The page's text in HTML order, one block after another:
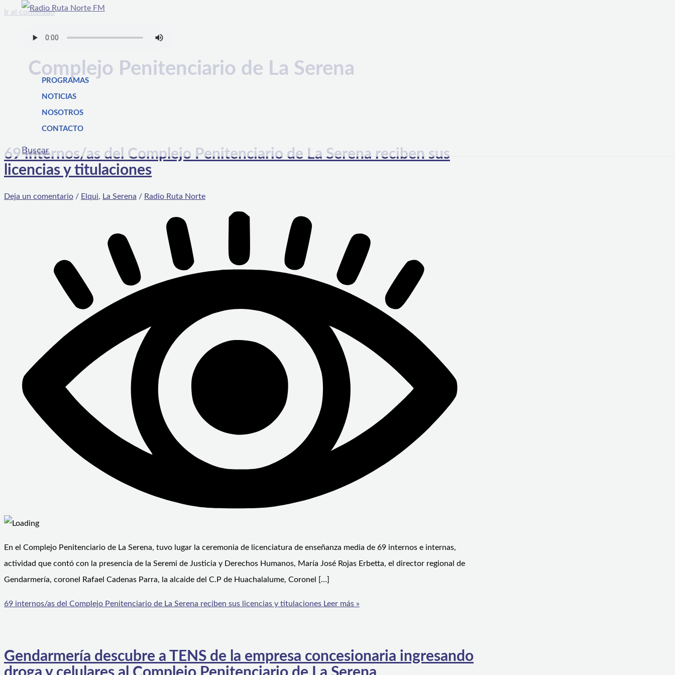
Ir al contenido
PROGRAMAS
NOTICIAS
NOSOTROS
CONTACTO
Buscar
Complejo Penitenciario de La Serena
69 internos/as del Complejo Penitenciario de La Serena reciben sus
licencias y titulaciones
Deja un comentario / Elqui, La Serena / Radio Ruta Norte
En el Complejo Penitenciario de La Serena, tuvo lugar la ceremonia de licenciatura de enseñanza media de 69 internos e internas,
actividad que contó con la presencia de la Seremi de Justicia y Derechos Humanos, María José Rojas Erbetta, el director regional de
Gendarmería, coronel Rafael Cadenas Parra, la alcaide del C.P de Huachalalume, Coronel […]
69 internos/as del Complejo Penitenciario de La Serena reciben sus licencias y titulaciones Leer más »
Gendarmería descubre a TENS de la empresa concesionaria ingresando